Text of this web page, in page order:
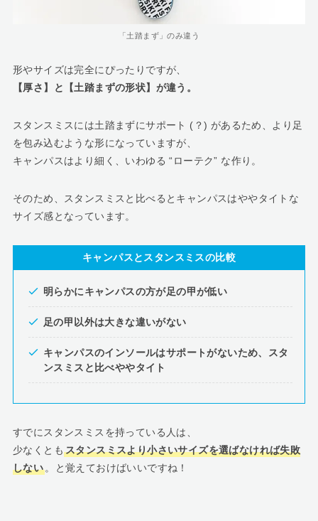
「土踏まず」のみ違う
形やサイズは完全にぴったりですが、
【厚さ】と【土踏まずの形状】が違う。
スタンスミスには土踏まずにサポート (？) があるため、より足
を包み込むような形になっていますが、
キャンパスはより細く、いわゆる “ローテク” な作り。
そのため、スタンスミスと比べるとキャンパスはややタイトな
サイズ感となっています。
キャンパスとスタンスミスの比較
明らかにキャンパスの方が足の甲が低い
足の甲以外は大きな違いがない
キャンパスのインソールはサポートがないため、スタ
ンスミスと比べややタイト
すでにスタンスミスを持っている人は、
少なくとも スタンスミスより小さいサイズを選ばなければ失敗
しない 。と覚えておけばいいですね！